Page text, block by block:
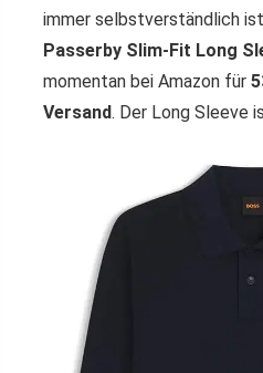
immer selbstverständlich
Passerby Slim-Fit Long
momentan bei Amazon für
Versand. Der Long Sleeve